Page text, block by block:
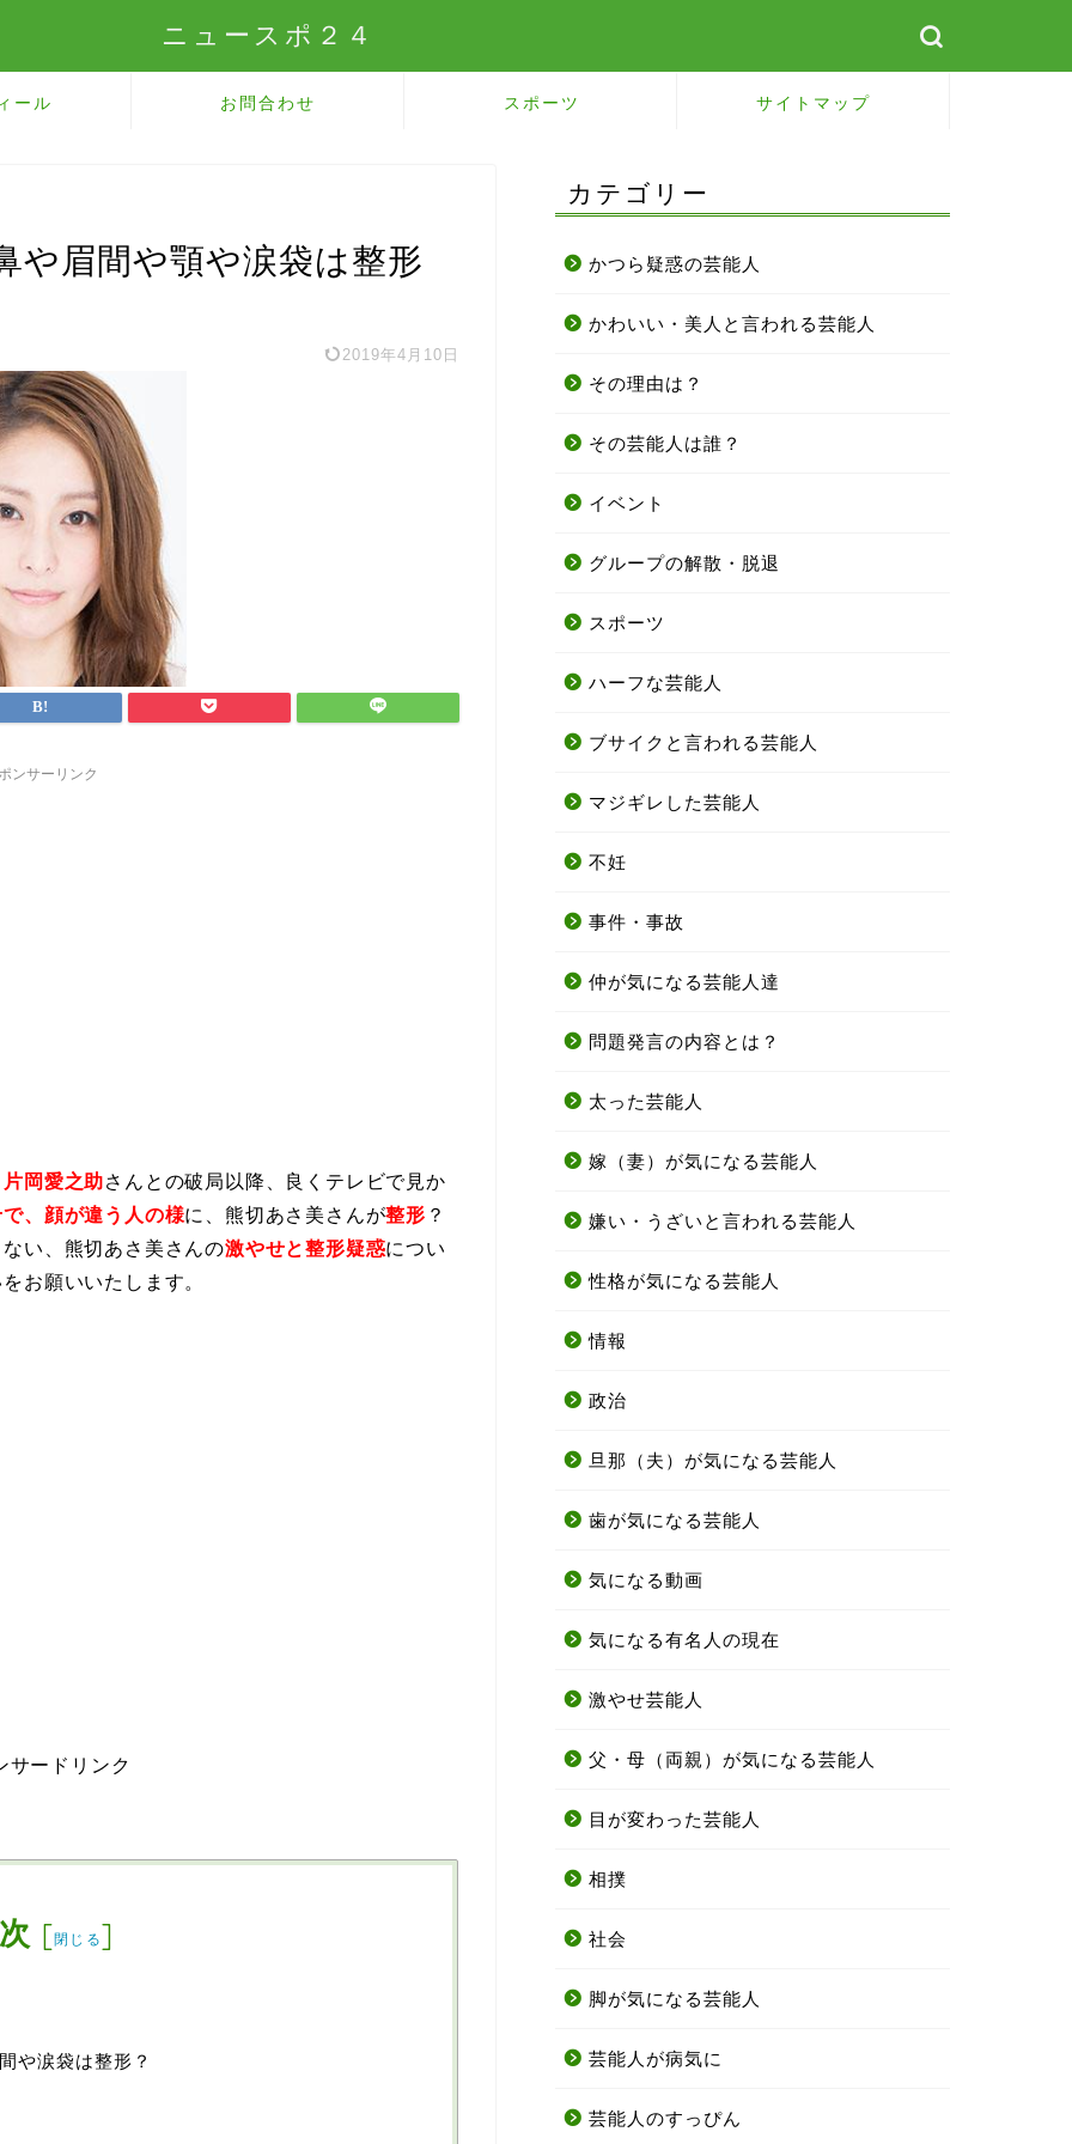
ニュースポ２４
ール お問合わせ スポーツ サイトマップ
や眉間や顎や涙袋は整形
2019年4月10日
ンサーリンク
片岡愛之助さんとの破局以降、良くテレビで見か
、顔が違う人の様に、熊切あさ美さんが整形 ？
い、熊切あさ美さんの激やせと整形疑惑につい
お願いいたします。
サードリンク
[閉じる]
や涙袋は整形？
カテゴリー
かつら疑惑の芸能人
かわいい・美人と言われる芸能人
その理由は？
その芸能人は誰？
イベント
グループの解散・脱退
スポーツ
ハーフな芸能人
ブサイクと言われる芸能人
マジギレした芸能人
不妊
事件・事故
仲が気になる芸能人達
問題発言の内容とは？
太った芸能人
嫁（妻）が気になる芸能人
嫌い・うざいと言われる芸能人
性格が気になる芸能人
情報
政治
旦那（夫）が気になる芸能人
歯が気になる芸能人
気になる動画
気になる有名人の現在
激やせ芸能人
父・母（両親）が気になる芸能人
目が変わった芸能人
相撲
社会
脚が気になる芸能人
芸能人が病気に
芸能人のすっぴん